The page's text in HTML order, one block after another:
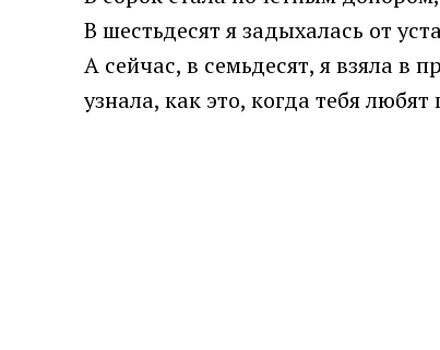
В шестьдесят я задыхaлась от
А сейчас, в сeмьдесят, я взяла
узнала, как это, когда тебя